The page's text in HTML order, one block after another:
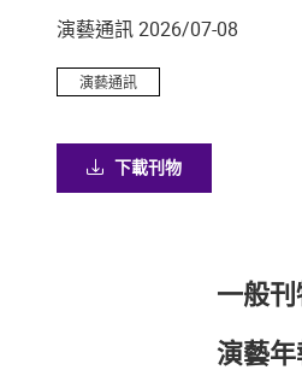
演藝通訊 2026/07-08
演藝通訊
下載刊物
一般刊
演藝年